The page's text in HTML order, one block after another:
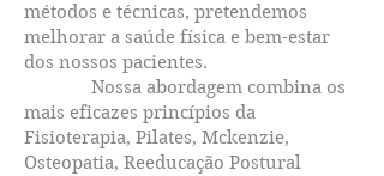
métodos e técnicas, pretendemos
melhorar a saúde física e bem-estar
dos nossos pacientes.
Nossa abordagem combina os
mais eficazes princípios da
Fisioterapia, Pilates, Mckenzie,
Osteopatia, Reeducação Postural